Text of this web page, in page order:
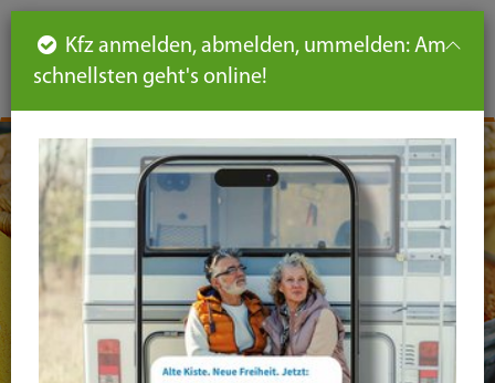
DE
Seiteninhalt
Hauptnavigation
Seitennavigation
leichte
Sprache
Kfz anmelden, abmelden, ummelden: Am
schnellsten geht's online!